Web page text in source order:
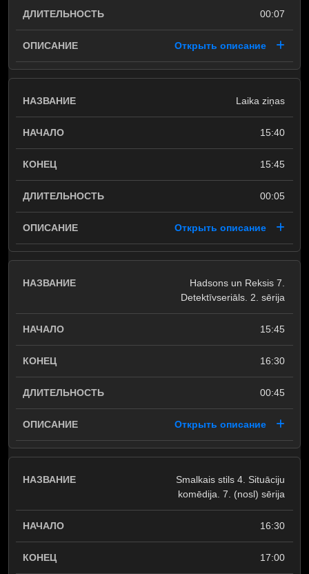
00:07
Открыть описание
Laika ziņas
15:40
15:45
00:05
Открыть описание
Hadsons un Reksis 7.
Detektīvseriāls. 2. sērija
15:45
16:30
00:45
Открыть описание
Smalkais stils 4. Situāciju
komēdija. 7. (nosl) sērija
16:30
17:00